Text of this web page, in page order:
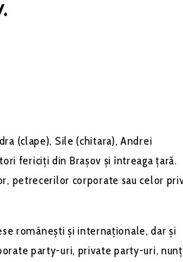
(clape), Sile (chitara), Andrei
fericiți din Brașov și întreaga țară.
petrecerilor corporate sau celor
românești și internaționale, dar și
party-uri, private party-uri,